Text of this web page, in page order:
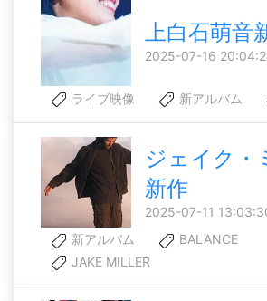
上白石萌音
2025-07-16
ライブ映像 新アルバム
ジェイク・
新作
2025-07-11
新アルバム
BALANCE
JAKE MILLER